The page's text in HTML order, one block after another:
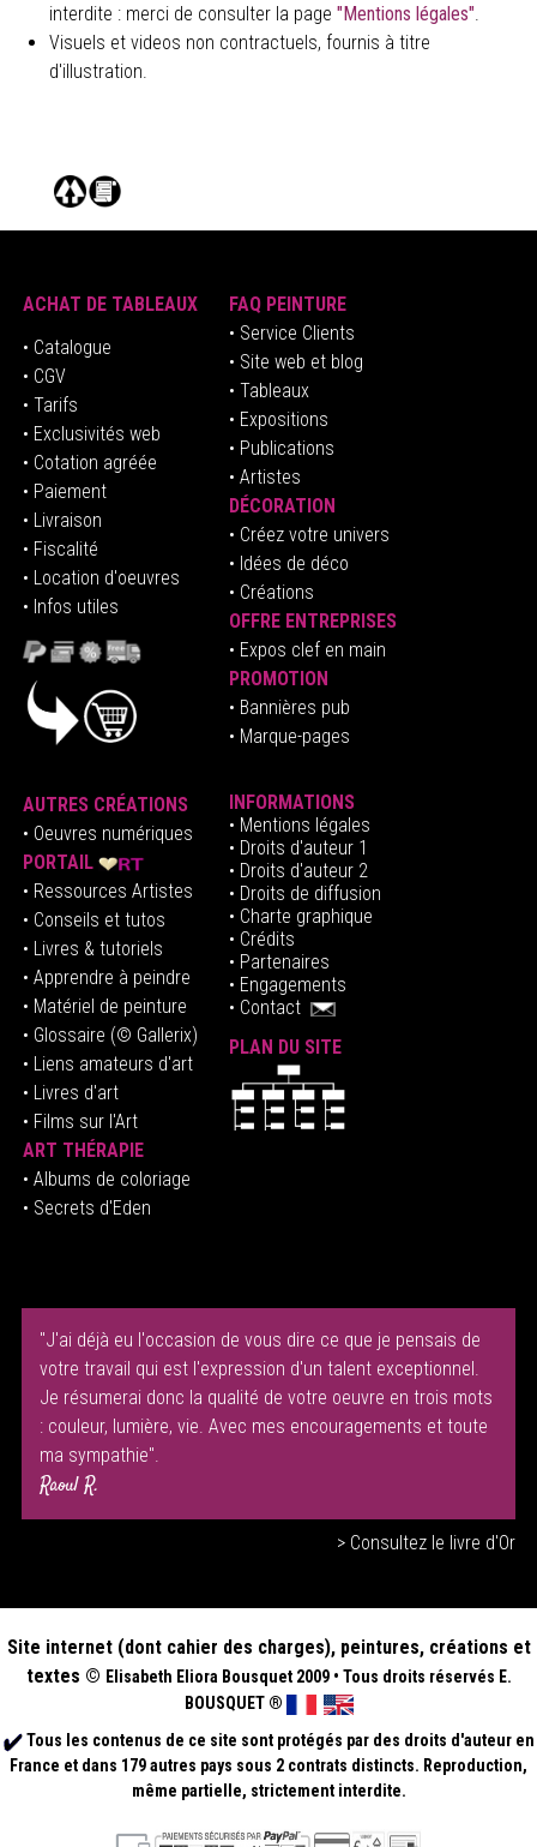
interdite : merci de consulter la page "Mentions légales"
Visuels et videos non contractuels, fournis à titre
d'illustration.
ACHAT DE TABLEAUX
• Catalogue
• CGV
• Tarifs
• Exclusivités web
• Cotation agréée
• Paiement
• Livraison
• Fiscalité
• Location d'oeuvres
• Infos utiles
FAQ PEINTURE
• Service Clients
• Site web et blog
• Tableaux
• Expositions
• Publications
• Artistes
DÉCORATION
• Créez votre univers
• Idées de déco
• Créations
OFFRE ENTREPRISES
• Expos clef en main
PROMOTION
• Bannières pub
• Marque-pages
AUTRES CRÉATIONS
• Oeuvres numériques
PORTAIL
• Ressources Artistes
• Conseils et tutos
• Livres & tutoriels
• Apprendre à peindre
• Matériel de peinture
• Glossaire (© Gallerix)
• Liens amateurs d'art
• Livres d'art
• Films sur l'Art
ART THÉRAPIE
• Albums de coloriage
• Secrets d'Eden
INFORMATIONS
• Mentions légales
• Droits d'auteur1
• Droits d'auteur 2
• Droits de diffusion
• Charte graphique
• Crédits
• Partenaires
• Engagements
• Contact
PLAN DU SITE
"J'ai déjà eu l'occasion de vous dire ce que je pensais de
votre travail qui est l'expression d'un talent exceptionnel.
Je résumerai donc la qualité de votre oeuvre en trois mots
: couleur, lumière, vie. Avec mes encouragements et toute
ma sympathie".
Raoul R.
> Consultez le livre d'Or
Site internet (dont cahier des charges), peintures, créations et
textes © Elisabeth Eliora Bousquet 2009 • Tous droits réservés E.
BOUSQUET ®
Tous les contenus de ce site sont protégés par des droits d'auteur en
France et dans 179 autres pays sous 2 contrats distincts. Reproduction,
même partielle, strictement interdite.